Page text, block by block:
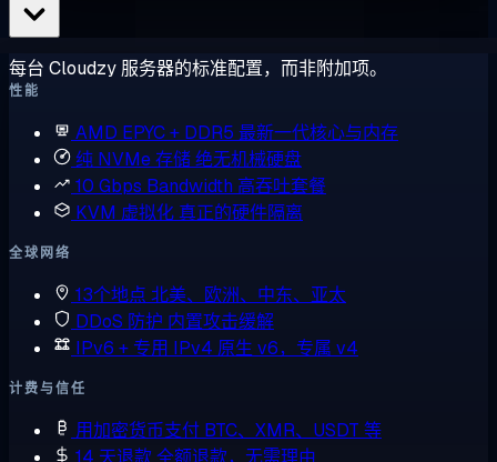
每台 Cloudzy 服务器的标准配置，而非附加项。
性能
AMD EPYC + DDR5 最新一代核心与内存
纯 NVMe 存储绝无机械硬盘
10 Gbps Bandwidth 高吞吐套餐
KVM 虚拟化 真正的硬件隔离
全球网络
13个地点 北美、欧洲、中东、亚太
DDoS 防护 内置攻击缓解
IPv6 + 专用 IPv4 原生 v6，专属 v4
计费与信任
用加密货币支付 BTC、XMR、USDT 等
14 天退款全额退款，无需理由